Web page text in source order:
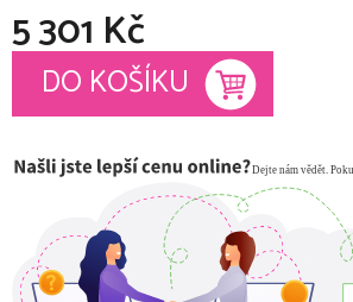
5 301 Kč
Měrná cena:
DO KOŠÍKU